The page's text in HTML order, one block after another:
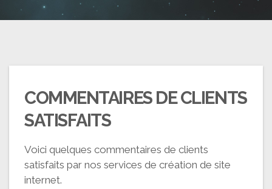
COMMENTAIRES DE CLIENTS
SATISFAITS
Voici quelques commentaires de clients
satisfaits par nos services de création de site
internet.